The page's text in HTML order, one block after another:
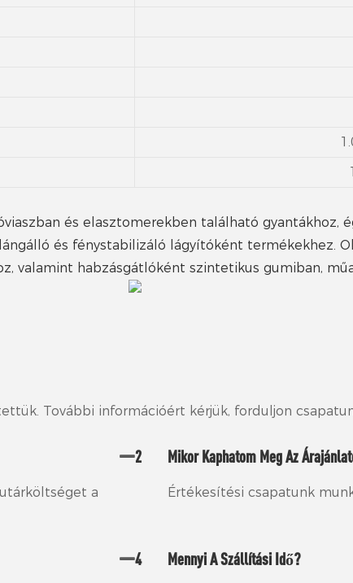
és elasztomerekben található
és fénystabilizáló lágyítóként termékekhez.
valamint habzásgátlóként szintetikus gumiban,
További információért kérjük, forduljon
a
2 Mikor Kaphatom Meg Az
Értékesítési csapatunk
4 Mennyi A Szállítási Idő?